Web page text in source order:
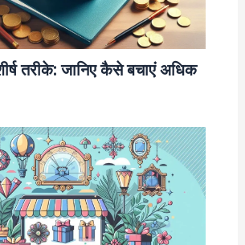
तरीके: जानिए कैसे बचाएं अधिक